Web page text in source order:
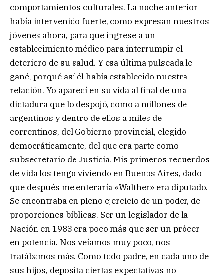
comportamientos culturales. La noche anterior
había intervenido fuerte, como expresan nuestros
jóvenes ahora, para que ingrese a un
establecimiento médico para interrumpir el
deterioro de su salud. Y esa última pulseada le
gané, porqué así él había establecido nuestra
relación. Yo aparecí en su vida al final de una
dictadura que lo despojó, como a millones de
argentinos y dentro de ellos a miles de
correntinos, del Gobierno provincial, elegido
democráticamente, del que era parte como
subsecretario de Justicia. Mis primeros recuerdos
de vida los tengo viviendo en Buenos Aires, dado
que después me enteraría «Walther» era diputado.
Se encontraba en pleno ejercicio de un poder, de
proporciones bíblicas. Ser un legislador de la
Nación en 1983 era poco más que ser un prócer
en potencia. Nos veíamos muy poco, nos
tratábamos más. Como todo padre, en cada uno de
sus hijos, deposita ciertas expectativas no